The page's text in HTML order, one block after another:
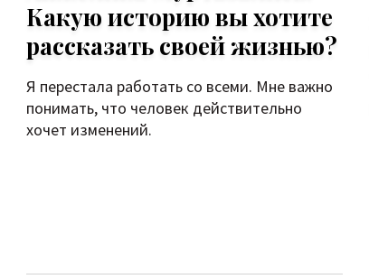
Какую историю вы хотите
рассказать своей жизнью?
Я перестала работать со всеми. Мне важно
понимать, что человек действительно
хочет изменений.